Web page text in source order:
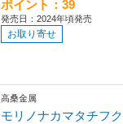
ポイント：39
発売日：2024年頃発売
お取り寄せ
高桑金属
モリノナカマタチフ